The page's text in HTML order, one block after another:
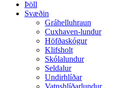
Þöll
Svæðin
Gráhelluhraun
Cuxhaven-lundur
Höfðaskógur
Klifsholt
Skólalundur
Seldalur
Undirhlíðar
Vatnshlíðarlundur